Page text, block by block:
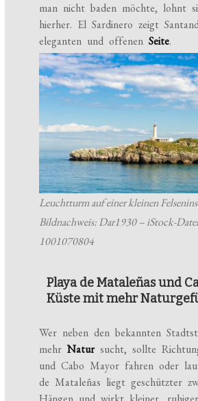
man nicht baden möchte, lohnt
hierher. El Sardinero zeigt
eleganten und offenenSeite.
Leuchtturm auf einer kleinen
Bildnachweis: Dar1930 – iStock-
1001070804
Playa de Mataleñas und
Küste mit mehr
Wer neben den bekannten
mehrNatursucht, sollte
und Cabo Mayor fahren oder
de Mataleñas liegt geschützter